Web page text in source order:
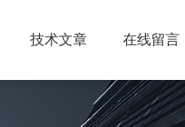
技术文章 在线留言